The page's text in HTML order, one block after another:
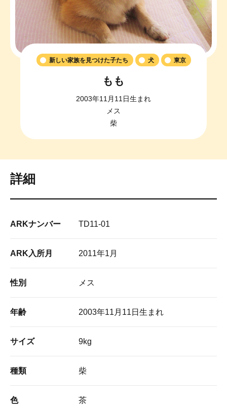
新しい家族を見つけた子たち 犬 東京
もも
2003年11月11日生まれ
メス
柴
詳細
ARKナンバー TD11-01
ARK入所月 2011年1月
性別 メス
年齢 2003年11月11日生まれ
サイズ 9kg
種類 柴
色 茶